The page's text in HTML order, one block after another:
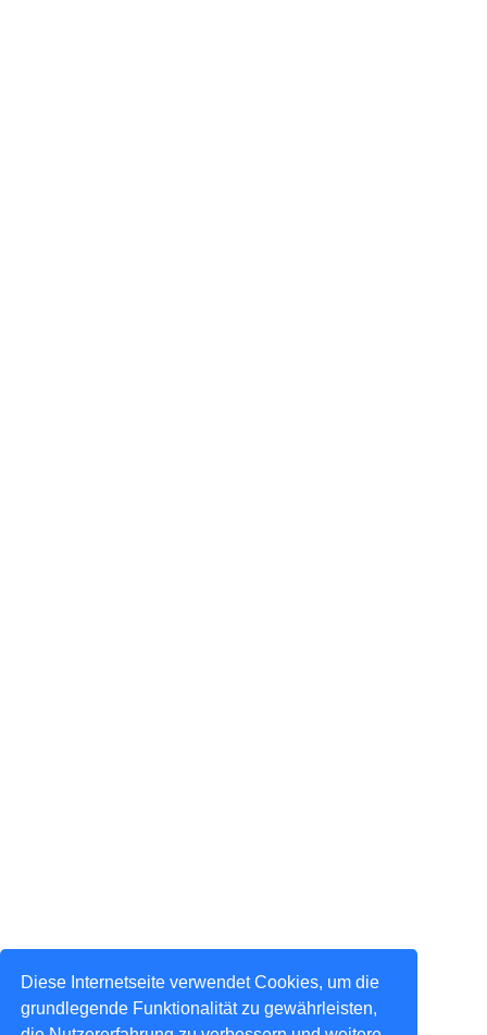
Diese Internetseite verwendet Cookies, um die
grundlegende Funktionalität zu gewährleisten,